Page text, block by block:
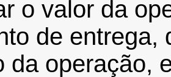
o valor da
de entrega,
da operação,